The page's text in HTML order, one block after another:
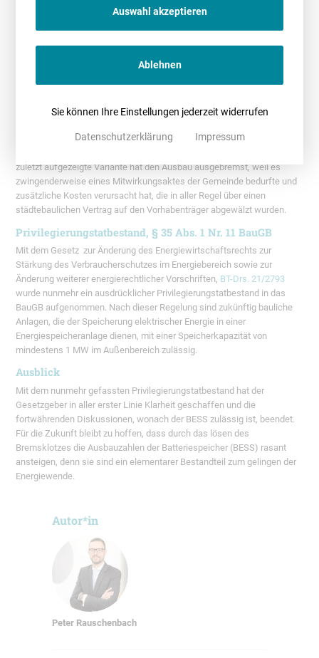
BESS
zuletzt den Erwartungen hinterher. Einer der Hauptgründe dafür war,
dass die bauplanungsrechtliche Zulässigkeit nicht abschließend
angewendet, in anderen Fällen wurden die Speicher in der Nähe von
bauplanungsrechtliche Zulässigkeit wurde durch die Aufstellung eines
zuletzt aufgezeigte Variante hat den Ausbau ausgebremst, weil es
zwingenderweise eines Mitwirkungsaktes der Gemeinde bedurfte und
zusätzliche Kosten verursacht hat, die in aller Regel über einen
städtebaulichen Vertrag auf den Vorhabenträger abgewälzt wurden.
Privilegierungstatbestand, § 35 Abs. 1 Nr. 11 BauGB
Mit dem Gesetz zur Änderung des Energiewirtschaftsrechts zur
Stärkung des Verbraucherschutzes im Energiebereich sowie zur
Änderung weiterer energierechtlicher Vorschriften, BT-Drs. 21/2793
wurde nunmehr ein ausdrücklicher Privilegierungstatbestand in das
BauGB aufgenommen. Nach dieser Regelung sind zukünftig bauliche
Anlagen, die der Speicherung elektrischer Energie in einer
Energiespeicheranlage dienen, mit einer Speicherkapazität von
mindestens 1 MW im Außenbereich zulässig.
Ausblick
Mit dem nunmehr gefassten Privilegierungstatbestand hat der
Gesetzgeber in aller erster Linie Klarheit geschaffen und die
fortwährenden Diskussionen, wonach der BESS zulässig ist, beendet.
Für die Zukunft bleibt zu hoffen, dass durch das lösen des
Bremsklotzes die Ausbauzahlen der Batteriespeicher (BESS) rasant
ansteigen, denn sie sind ein elementarer Bestandteil zum gelingen der
Energiewende.
Autor*in
Peter Rauschenbach
Auswahl akzeptieren
Ablehnen
Sie können Ihre Einstellungen jederzeit widerrufen
Datenschutzerklärung Impressum